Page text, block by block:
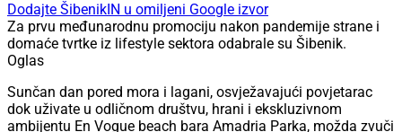
Dodajte ŠibenikIN u omiljeni Google izvor
Za prvu međunarodnu promociju nakon pandemije strane i
domaće tvrtke iz lifestyle sektora odabrale su Šibenik.
Oglas
Sunčan dan pored mora i lagani, osvježavajući povjetarac
dok uživate u odličnom društvu, hrani i ekskluzivnom
ambijentu En Vogue beach bara Amadria Parka, možda zvuči